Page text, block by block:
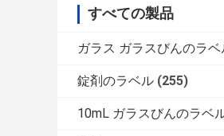
すべての製品
ガラス ガラスびんのラベ
錠剤のラベル (255)
10mL ガラスびんのラベ